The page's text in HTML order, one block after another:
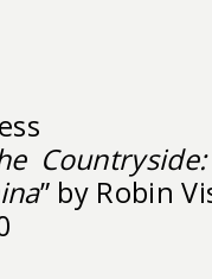
” by Robin